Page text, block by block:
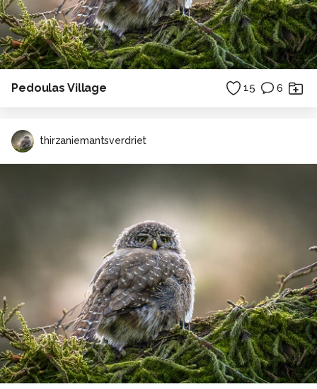
Pedoulas Village 15 6
thirzaniemantsverdriet